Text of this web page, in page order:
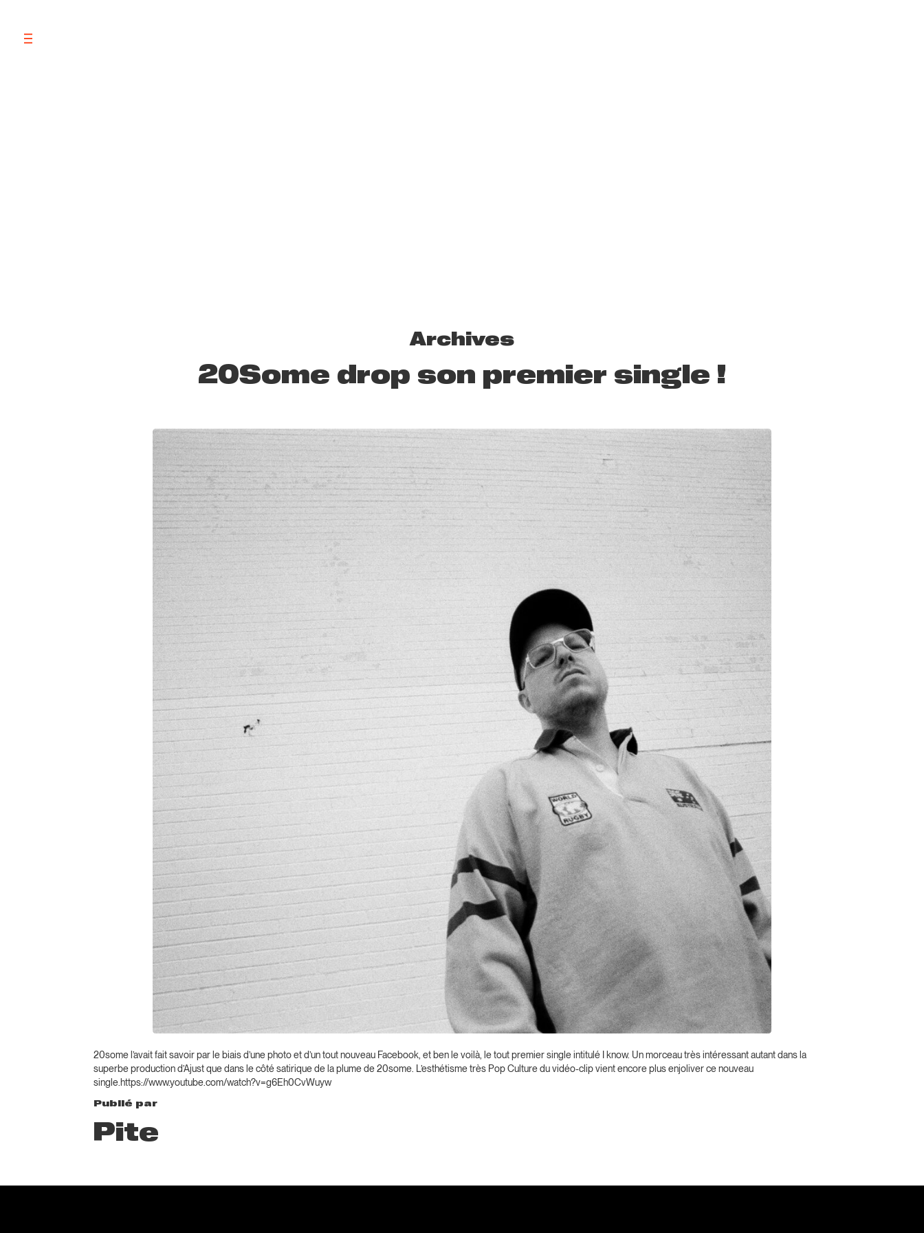
Archives
20Some drop son premier single !
20some l’avait fait savoir par le biais d’une photo et d’un tout nouveau Facebook, et ben le voilà, le tout premier single intitulé I know. Un morceau très intéressant autant dans la
superbe production d’Ajust que dans le côté satirique de la plume de 20some. L’esthétisme très Pop Culture du vidéo-clip vient encore plus enjoliver ce nouveau
single.https://www.youtube.com/watch?v=g6Eh0CvWuyw
Publié par
Pite